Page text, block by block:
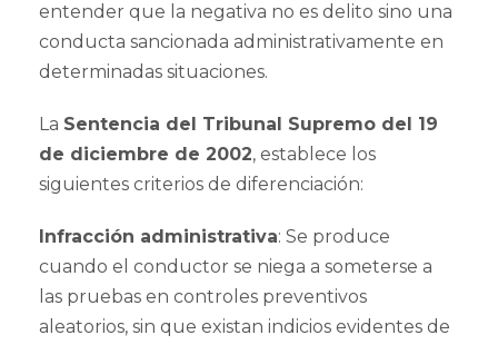
entender que la negativa no es delito sino una
conducta sancionada administrativamente en
determinadas situaciones.
La Sentencia del Tribunal Supremo del 19
de diciembre de 2002, establece los
siguientes criterios de diferenciación:
Infracción administrativa: Se produce
cuando el conductor se niega a someterse a
las pruebas en controles preventivos
aleatorios, sin que existan indicios evidentes de